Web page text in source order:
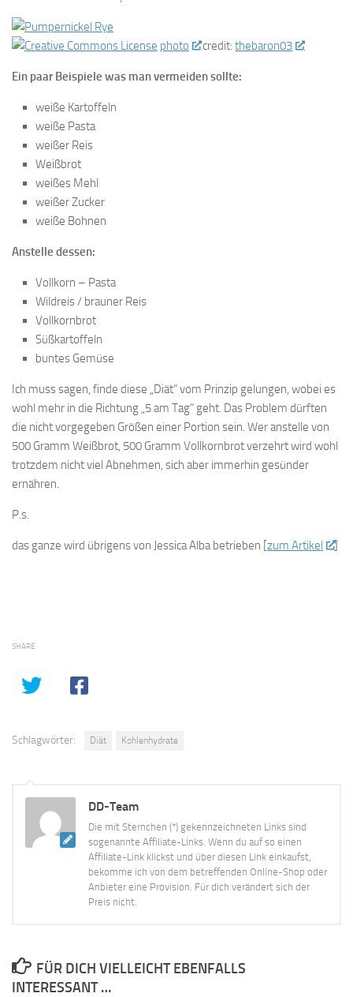
photo credit:thebaron03
Ein paar Beispiele was man vermeiden sollte:
weiße Kartoffeln
weiße Pasta
weißer Reis
Weißbrot
weißes Mehl
weißer Zucker
weiße Bohnen
Anstelle dessen:
Vollkorn – Pasta
Wildreis / brauner Reis
Vollkornbrot
Süßkartoffeln
buntes Gemüse
Ich muss sagen, finde diese „Diät“ vom Prinzip gelungen, wobei es
wohl mehr in die Richtung „5 am Tag“ geht. Das Problem dürften
die nicht vorgegeben Größen einer Portion sein. Wer anstelle von
500 Gramm Weißbrot, 500 Gramm Vollkornbrot verzehrt wird wohl
trotzdem nicht viel Abnehmen, sich aber immerhin gesünder
ernähren.
P.s.
das ganze wird übrigens von Jessica Alba betrieben [zum Artikel ]
SHARE
Schlagwörter: Diät Kohlenhydrate
DD-Team
Die mit Sternchen (*) gekennzeichneten Links sind
sogenannte Affiliate-Links. Wenn du auf so einen
Affiliate-Link klickst und über diesen Link einkaufst,
bekomme ich von dem betreffenden Online-Shop oder
Anbieter eine Provision. Für dich verändert sich der
Preis nicht.
FÜR DICH VIELLEICHT EBENFALLS
INTERESSANT …